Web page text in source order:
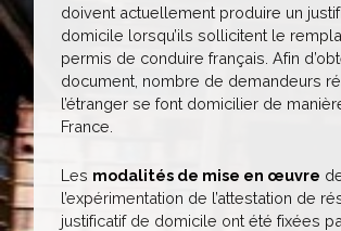
doivent actuellement produire un
domicile lorsqu’ils sollicitent le
permis de conduire français. Afin
document, nombre de demandeurs
l’étranger se font domicilier de
France.
Les modalités de mise en œuvre
l’expérimentation de l’attestation de
justificatif de domicile ont été fixées